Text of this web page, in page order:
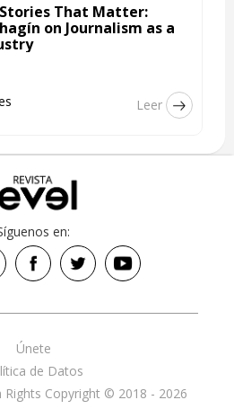
That Matter:
on Journalism as a
Leer
en:
Rights Copyright © 2018 - 2026
de Datos
Únete